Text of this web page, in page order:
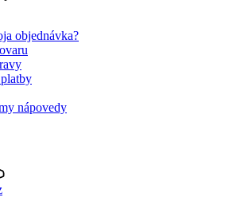
objednávka?
nápovedy